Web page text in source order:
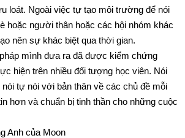
loát. Ngoài việc tự tạo môi trường để nói
hoặc người thân hoặc các hội nhóm khác
nên sự khác biệt qua thời gian.
mình đưa ra đã được kiểm chứng
hiện trên nhiều đối tượng học viên. Nói
tự nói với bản thân về các chủ đề mỗi
hơn và chuẩn bị tinh thần cho những cuộc
Anh của Moon